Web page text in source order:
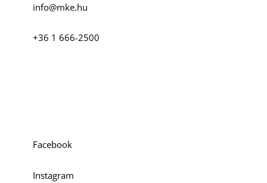
info@mke.hu
+36 1 666-2500
Facebook
Instagram